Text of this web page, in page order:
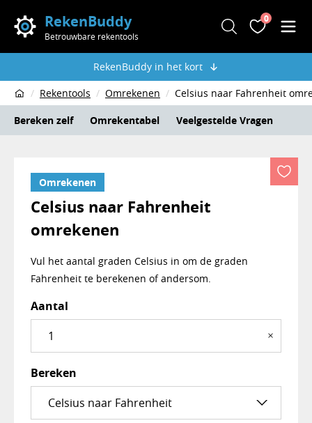
RekenBuddy
Betrouwbare rekentools Zoeken
0
RekenBuddy in het kort
HomeRekentools Omrekenen Celsius naar Fahrenheit
Bereken zelf Omrekentabel Veelgestelde Vragen
Omrekenen
Celsius naar Fahrenheit
omrekenen
Vul het aantal graden Celsius in om de graden
Fahrenheit te berekenen of andersom.
Rekentool Celsius naar Fahrenheit
Aantal
×
Bereken